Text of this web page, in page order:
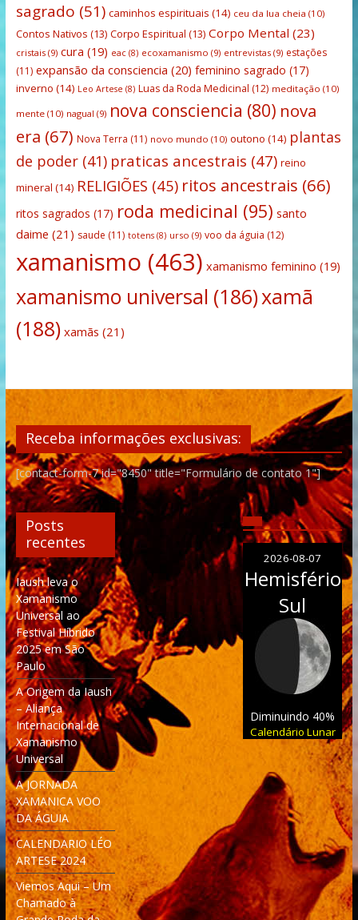
sagrado (51) caminhos espirituais (14) ceu da lua cheia (10)
Contos Nativos (13) Corpo Espiritual (13) Corpo Mental (23)
cristais(9) cura (19) eac(8) ecoxamanismo (9) entrevistas(9) estações
(11) expansão da consciencia (20) feminino sagrado (17)
inverno (14) Leo Artese (8) Luas da Roda Medicinal (12) meditação (10)
mente(10) nagual (9) nova consciencia (80) nova
era (67) Nova Terra (11) novo mundo (10) outono (14) plantas
de poder(41) praticas ancestrais (47) reino
mineral (14) RELIGIÕES (45) ritos ancestrais (66)
ritos sagrados (17) roda medicinal (95) santo
daime (21) saude (11) totens(8) urso (9) voo da águia (12)
xamanismo (463) xamanismo feminino (19)
xamanismo universal (186)xamã
(188) xamãs (21)
Receba informações exclusivas:
[contact-form-7 id="8450" title="Formulário de contato 1"]
Posts
recentes
Iaush leva o
Xamanismo
Universal ao
Festival Híbrido
2025 em São
Paulo
A Origem da Iaush
– Aliança
Internacional de
Xamanismo
Universal
A JORNADA
XAMANICA VOO
DA ÁGUIA
CALENDARIO LÉO
ARTESE 2024
Viemos Aqui – Um
Chamado à
2026-08-07
Hemisfério
Sul
Diminuindo 40%
Calendário Lunar